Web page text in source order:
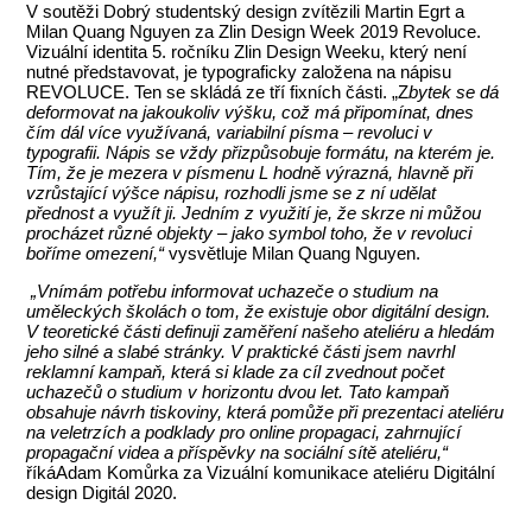
V soutěži Dobrý studentský design zvítězili Martin Egrt a
Milan Quang Nguyen za Zlin Design Week 2019 Revoluce.
Vizuální identita 5. ročníku Zlin Design Weeku, který není
nutné představovat, je typograficky založena na nápisu
REVOLUCE. Ten se skládá ze tří fixních části. „Zbytek se dá
deformovat na jakoukoliv výšku, což má připomínat, dnes
čím dál více využívaná, variabilní písma – revoluci v
typografii. Nápis se vždy přizpůsobuje formátu, na kterém je.
Tím, že je mezera v písmenu L hodně výrazná, hlavně při
vzrůstající výšce nápisu, rozhodli jsme se z ní udělat
přednost a využít ji. Jedním z využití je, že skrze ni můžou
procházet různé objekty – jako symbol toho, že v revoluci
boříme omezení,“vysvětluje Milan Quang Nguyen.
„Vnímám potřebu informovat uchazeče o studium na
uměleckých školách o tom, že existuje obor digitální design.
V teoretické části definuji zaměření našeho ateliéru a hledám
jeho silné a slabé stránky. V praktické části jsem navrhl
reklamní kampaň, která si klade za cíl zvednout počet
uchazečů o studium v horizontu dvou let. Tato kampaň
obsahuje návrh tiskoviny, která pomůže při prezentaci ateliéru
na veletrzích a podklady pro online propagaci, zahrnující
propagační videa a příspěvky na sociální sítě ateliéru,“
říkáAdam Komůrka za Vizuální komunikace ateliéru Digitální
design Digitál 2020.